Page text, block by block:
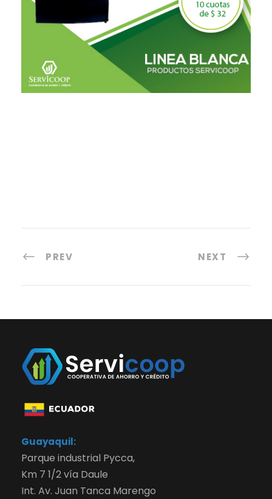
PREV NEXT
Guayaquil:
Parque industrial Pycca,
Km 7 1/2 vía Daule
Int. Av. Juan Tanca Marengo